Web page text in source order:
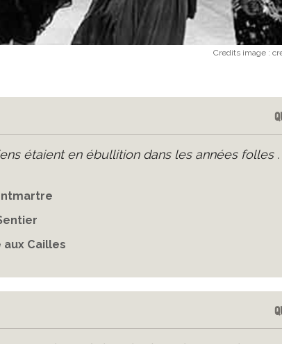
Credits image :
étaient en ébullition dans les années folles .
aux Cailles